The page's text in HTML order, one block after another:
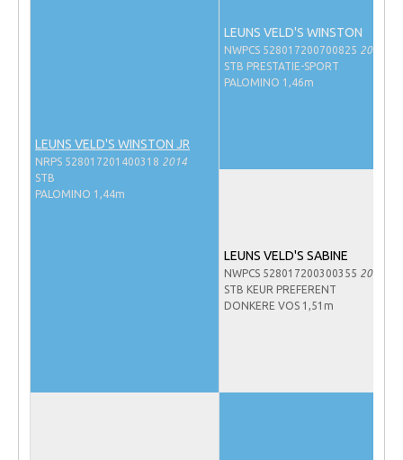
Wereldkampioenschap Jonge Paarden
LEUNS VELD'S WINSTON JR
NRPS 528017201400318 2014
STB
PALOMINO 1,44m
LEUNS VELD'S WINSTON
NWPCS 528017200700825 2007
STB PRESTATIE-SPORT
PALOMINO 1,46m
LEUNS VELD'S SABINE
NWPCS 528017200300355 2003
STB KEUR PREFERENT
DONKERE VOS 1,51m